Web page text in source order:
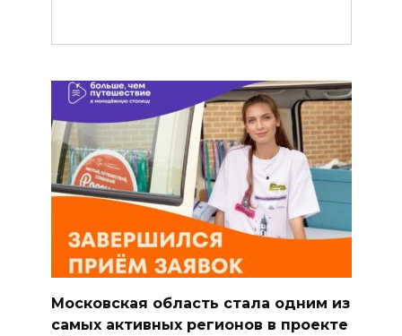
Московская область стала одним из
самых активных регионов в проекте